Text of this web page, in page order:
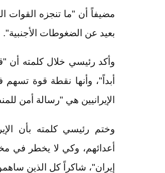
مضيفاً أن "ما تنجزه
بعيد عن الضغوطات الأجنبية".
وأكد رئيسي خلال كلمته أن
أبداً"، وأنها نقطة قوة
الإيرانيين هي "رسالة أمن
وختم رئيسي كلمته بأن
أعدائهم، وكي لا يخطر في
إيران"، شاكراً كل الذين